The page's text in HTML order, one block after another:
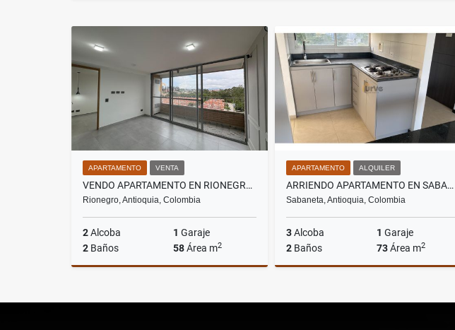
APARTAMENTO VENTA
VENDO APARTAMENTO EN RIONEGRO SECTOR BARROBLANCO
Rionegro, Antioquia, Colombia
2Alcoba 1 Garaje
2 Baños 58Área m2
$535.000.000
APARTAMENTO ALQUILER
ARRIENDO APARTAMENTO EN SABANETA
Sabaneta, Antioquia, Colombia
3Alcoba 1 Garaje
2 Baños 73Área m2
$3.000.000